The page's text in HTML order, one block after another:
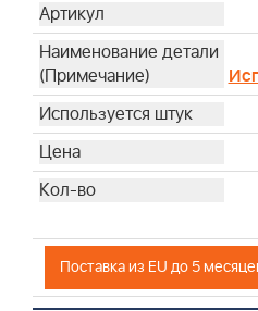
Поставка из EU до 5